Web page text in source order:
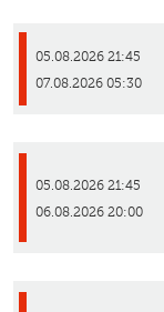
05.08.2026 21:45
07.08.2026 05:30
05.08.2026 21:45
06.08.2026 20:00